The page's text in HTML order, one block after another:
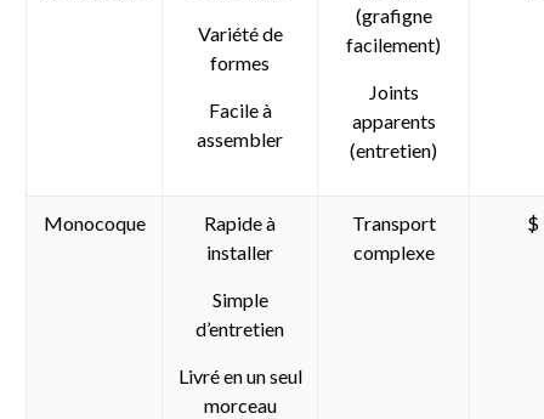
Variété de
formes
Facile à
assembler
(grafigne
facilement)
Joints
apparents
(entretien)
Monocoque
Rapide à
installer
Simple
d’entretien
Livré en un seul
morceau
Transport
complexe
$